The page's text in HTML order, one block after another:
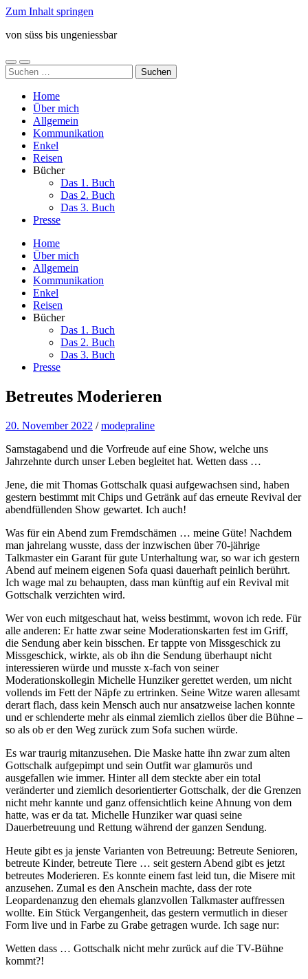
Zum Inhalt springen
von süss bis ungeniessbar
Mobile-
Menü
Suchfeld
ein-/ausblenden
Suchen
nach:
Home
Über mich
Allgemein
Kommunikation
Enkel
Reisen
Bücher
Das 1. Buch
Das 2. Buch
Das 3. Buch
Presse
Home
Über mich
Allgemein
Kommunikation
Enkel
Reisen
Bücher
Das 1. Buch
Das 2. Buch
Das 3. Buch
Presse
Betreutes Moderieren
20. November 2022 /modepraline
Samstagabend und die Vorfreude auf eine Show, welche uns
Jahrzehnte durch unser Leben begleitet hat. Wetten dass …
Jene, die mit Thomas Gottschalk quasi aufgewachsen sind, haben
gestern bestimmt mit Chips und Getränk auf das erneute Revival der
abendfüllenden Show gewartet. Ich auch!
Was für ein Abend zum Fremdschämen … meine Güte! Nachdem
man jahrelang wusste, dass der inzwischen über 70-jährige
Talkmaster ein Garant für gute Unterhaltung war, so war ich gestern
Abend auf meinem eigenen Sofa quasi dauerhaft peinlich berührt.
Ich wage mal zu behaupten, dass man künftig auf ein Revival mit
Gottschalk verzichten wird.
Wer von euch mitgeschaut hat, weiss bestimmt, wovon ich rede. Für
alle anderen: Er hatte zwar seine Moderationskarten fest im Griff,
die Sendung aber kein bisschen. Er tappte von Missgeschick zu
Missgeschick, wirkte, als ob ihn die Sendung überhaupt nicht
interessieren würde und musste x-fach von seiner
Moderationskollegin Michelle Hunziker gerettet werden, um nicht
vollends im Fett der Näpfe zu ertrinken. Seine Witze waren allesamt
derart flach, dass kein Mensch auch nur ansatzweise lachen konnte
und er schlenderte mehr als einmal ziemlich ziellos über die Bühne –
so als ob er den Weg zurück zum Sofa suchen würde.
Es war traurig mitanzusehen. Die Maske hatte ihn zwar zum alten
Gottschalk aufgepimpt und sein Outfit war glamurös und
ausgefallen wie immer. Hinter all dem steckte aber ein total
veränderter und ziemlich desorientierter Gottschalk, der die Grenzen
nicht mehr kannte und ganz offensichtlich keine Ahnung von dem
hatte, was er da tat. Michelle Hunziker war quasi seine
Dauerbetreuung und Rettung während der ganzen Sendung.
Heute gibt es ja jenste Varianten von Betreuung: Betreute Senioren,
betreute Kinder, betreute Tiere … seit gestern Abend gibt es jetzt
betreutes Moderieren. Es konnte einem fast leid tun, die Misere mit
anzusehen. Zumal es den Anschein machte, dass der rote
Leopardenanzug den ehemals glanzvollen Talkmaster auffressen
wollte. Ein Stück Vergangenheit, das gestern vermutlich in dieser
Form live und in Farbe zu Grabe getragen wurde. Ich sage nur:
Wetten dass … Gottschalk nicht mehr zurück auf die TV-Bühne
kommt?!